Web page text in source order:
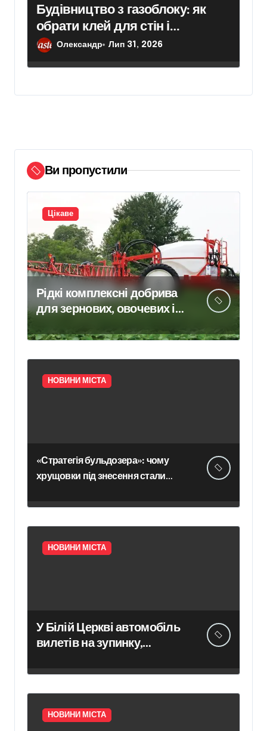
Будівництво з газоблоку: як
обрати клей для стін і
кріплення гіпсокартону
Олександр Лип 31, 2026
Ви пропустили
Цікаве
Рідкі комплексні добрива
для зернових, овочевих і
особливості вибору
НОВИНИ МІСТА
«Стратегія бульдозера»: чому
хрущовки під знесення стали
нерухомості України
НОВИНИ МІСТА
У Білій Церкві автомобіль
вилетів на зупинку,
травмував жінку
НОВИНИ МІСТА